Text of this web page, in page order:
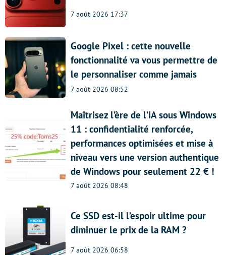
7 août 2026 17:37
Google Pixel : cette nouvelle
fonctionnalité va vous permettre de
le personnaliser comme jamais
7 août 2026 08:52
Maîtrisez l’ère de l’IA sous Windows
11 : confidentialité renforcée,
performances optimisées et mise à
niveau vers une version authentique
de Windows pour seulement 22 € !
7 août 2026 08:48
Ce SSD est-il l’espoir ultime pour
diminuer le prix de la RAM ?
7 août 2026 06:58